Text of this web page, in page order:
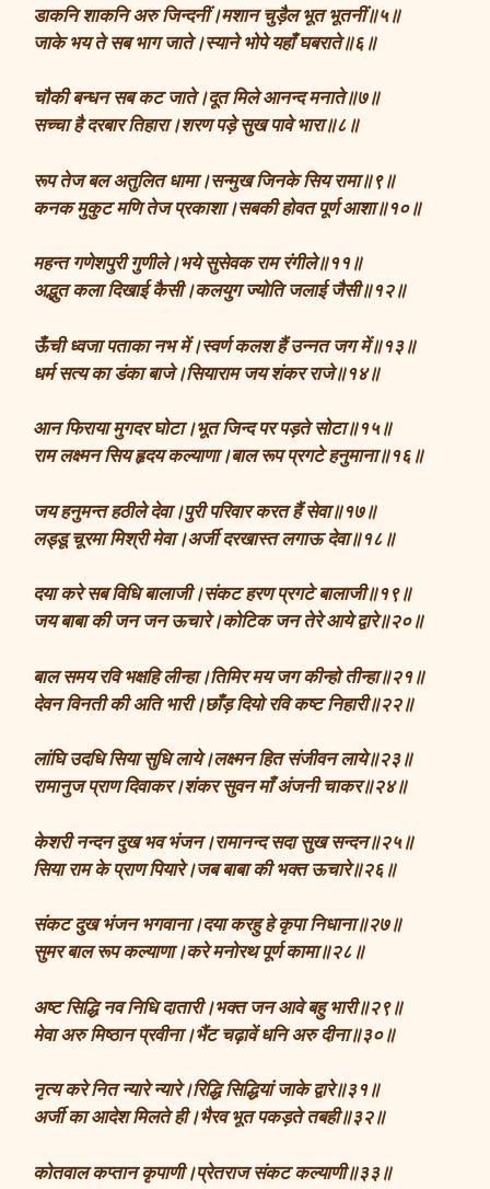
डाकनि शाकनि अरु जिन्दनीं।मशान चुड़ैल भूत भूतनीं॥५॥
जाके भय ते सब भाग जाते।स्याने भोपे यहाँ घबराते॥६॥
चौकी बन्धन सब कट जाते।दूत मिले आनन्द मनाते॥७॥
सच्चा है दरबार तिहारा।शरण पड़े सुख पावे भारा॥८॥
रूप तेज बल अतुलित धामा।सन्मुख जिनके सिय रामा॥९॥
कनक मुकुट मणि तेज प्रकाशा।सबकी होवत पूर्ण आशा॥१०॥
महन्त गणेशपुरी गुणीले।भये सुसेवक राम रंगीले॥११॥
अद्भुत कला दिखाई कैसी।कलयुग ज्योति जलाई जैसी॥१२॥
ऊँची ध्वजा पताका नभ में।स्वर्ण कलश हैं उन्नत जग में॥१३॥
धर्म सत्य का डंका बाजे।सियाराम जय शंकर राजे॥१४॥
आन फिराया मुगदर घोटा।भूत जिन्द पर पड़ते सोटा॥१५॥
राम लक्ष्मन सिय हृदय कल्याणा।बाल रूप प्रगटे हनुमाना॥१६॥
जय हनुमन्त हठीले देवा।पुरी परिवार करत हैं सेवा॥१७॥
लड्डू चूरमा मिश्री मेवा।अर्जी दरखास्त लगाऊ देवा॥१८॥
दया करे सब विधि बालाजी।संकट हरण प्रगटे बालाजी॥१९॥
जय बाबा की जन जन ऊचारे।कोटिक जन तेरे आये द्वारे॥२०॥
बाल समय रवि भक्षहि लीन्हा।तिमिर मय जग कीन्हो तीन्हा॥२१॥
देवन विनती की अति भारी।छाँड़ दियो रवि कष्ट निहारी॥२२॥
लांघि उदधि सिया सुधि लाये।लक्ष्मन हित संजीवन लाये॥२३॥
रामानुज प्राण दिवाकर।शंकर सुवन माँ अंजनी चाकर॥२४॥
केशरी नन्दन दुख भव भंजन।रामानन्द सदा सुख सन्दन॥२५॥
सिया राम के प्राण पियारे।जब बाबा की भक्त ऊचारे॥२६॥
संकट दुख भंजन भगवाना।दया करहु हे कृपा निधाना॥२७॥
सुमर बाल रूप कल्याणा।करे मनोरथ पूर्ण कामा॥२८॥
अष्ट सिद्धि नव निधि दातारी।भक्त जन आवे बहु भारी॥२९॥
मेवा अरु मिष्ठान प्रवीना।भैंट चढ़ावें धनि अरु दीना॥३०॥
नृत्य करे नित न्यारे न्यारे।रिद्धि सिद्धियां जाके द्वारे॥३१॥
अर्जी का आदेश मिलते ही।भैरव भूत पकड़ते तबही॥३२॥
कोतवाल कप्तान कृपाणी।प्रेतराज संकट कल्याणी॥३३॥